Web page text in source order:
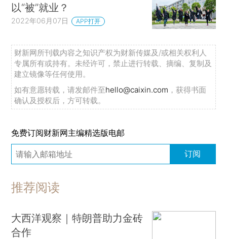
以“被”就业？
2022年06月07日 APP打开
财新网所刊载内容之知识产权为财新传媒及/或相关权利人
专属所有或持有。未经许可，禁止进行转载、摘编、复制及
建立镜像等任何使用。
如有意愿转载，请发邮件至hello@caixin.com ，获得书面
确认及授权后，方可转载。
免费订阅财新网主编精选版电邮
订阅
推荐阅读
大西洋观察｜特朗普助力金砖
合作